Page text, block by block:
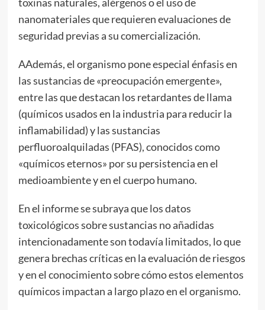
nanomateriales que requieren evaluaciones de
seguridad previas a su comercialización.
AAdemás, el organismo pone especial énfasis en
las sustancias de «preocupación emergente»,
entre las que destacan los retardantes de llama
(químicos usados en la industria para reducir la
inflamabilidad) y las sustancias
perfluoroalquiladas (PFAS), conocidos como
«químicos eternos» por su persistencia en el
medioambiente y en el cuerpo humano.
En el informe se subraya que los datos
toxicológicos sobre sustancias no añadidas
intencionadamente son todavía limitados, lo que
genera brechas críticas en la evaluación de riesgos
y en el conocimiento sobre cómo estos elementos
químicos impactan a largo plazo en el organismo.